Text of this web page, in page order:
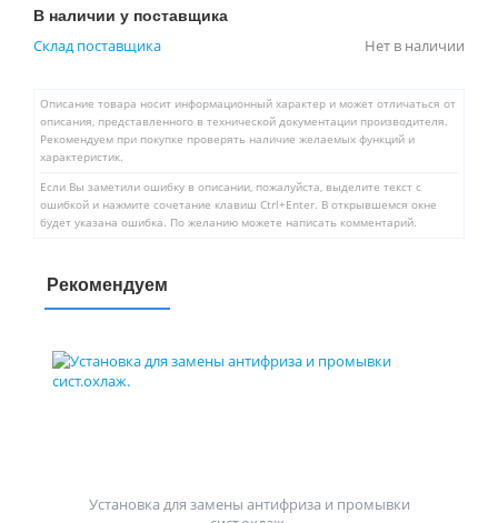
В наличии у поставщика
Склад поставщика Нет в наличии
Описание товара носит информационный характер и может отличаться от
описания, представленного в технической документации производителя.
Рекомендуем при покупке проверять наличие желаемых функций и
характеристик.
Если Вы заметили ошибку в описании, пожалуйста, выделите текст с
ошибкой и нажмите сочетание клавиш Ctrl+Enter. В открывшемся окне
будет указана ошибка. По желанию можете написать комментарий.
Рекомендуем
Установка для замены антифриза и промывки